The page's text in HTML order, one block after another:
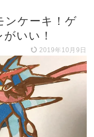
ンケーキ！ゲ
いい！
2019年10月9日